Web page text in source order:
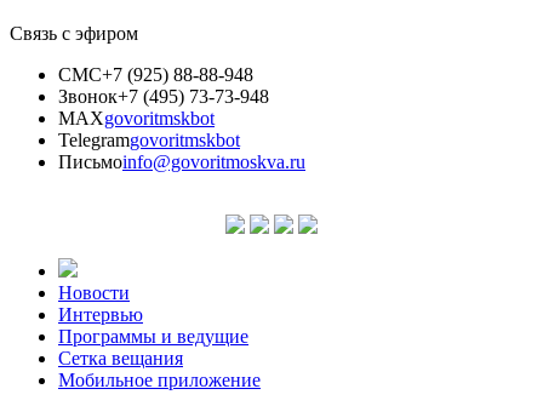
Связь с эфиром
СМС+7 (925) 88-88-948
Звонок+7 (495) 73-73-948
MAXgovoritmskbot
Telegramgovoritmskbot
Письмоinfo@govoritmoskva.ru
Новости
Интервью
Программы и ведущие
Сетка вещания
Мобильное приложение